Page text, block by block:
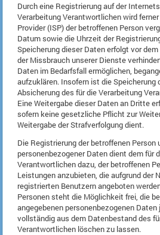
Durch eine Registrierung auf der
Verarbeitung Verantwortlichen wird
Provider (ISP) der betroffenen Person
Datum sowie die Uhrzeit der
Speicherung dieser Daten erfolgt vor
der Missbrauch unserer Dienste
Daten im Bedarfsfall ermöglichen,
aufzuklären. Insofern ist die Speicherung
Absicherung des für die Verarbeitung
Eine Weitergabe dieser Daten an Dritte
sofern keine gesetzliche Pflicht zur
Weitergabe der Strafverfolgung dient.
Die Registrierung der betroffenen Person
personenbezogener Daten dient dem für
Verantwortlichen dazu, der betroffenen
Leistungen anzubieten, die aufgrund der
registrierten Benutzern angeboten
Personen steht die Möglichkeit frei, die
angegebenen personenbezogenen
vollständig aus dem Datenbestand des
Verantwortlichen löschen zu lassen.